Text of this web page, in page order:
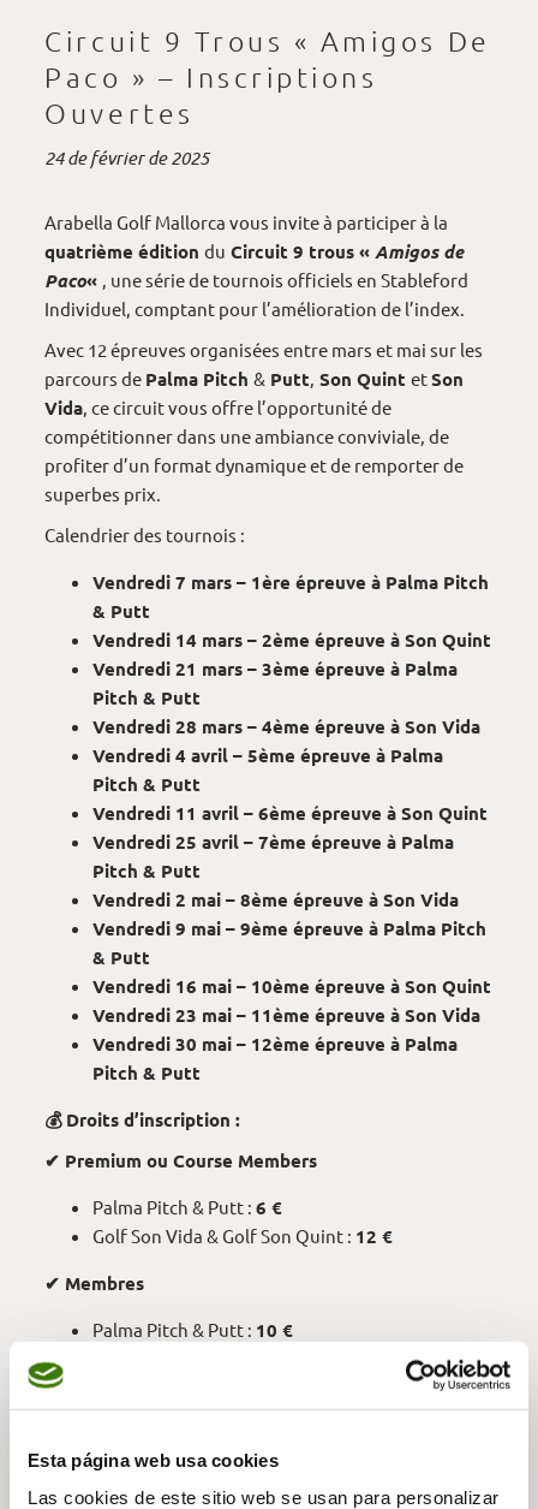
Esta página web usa cookies
Las cookies de este sitio web se usan para personalizar
Circuit 9 Trous « Amigos De
Paco » – Inscriptions
Ouvertes
24 de février de 2025
Arabella Golf Mallorca vous invite à participer à la
quatrième éditiondu Circuit 9 trous « Amigos de
Paco«
, une série de tournois officiels en Stableford
Individuel, comptant pour l’amélioration de l’index.
Avec 12 épreuves organisées entre mars et mai sur les
parcours de Palma Pitch& Putt Son QuintetSon
Vida , ce circuit vous offre l’opportunité de
compétitionner dans une ambiance conviviale, de
profiter d’un format dynamique et de remporter de
superbes prix.
Calendrier des tournois :
Vendredi 7 mars – 1ère épreuve à Palma Pitch
& Putt
Vendredi 14 mars – 2ème épreuve à Son Quint
Vendredi 21 mars – 3ème épreuve à Palma
Pitch & Putt
Vendredi 28 mars – 4ème épreuve à Son Vida
Vendredi 4 avril – 5ème épreuve à Palma
Pitch & Putt
Vendredi 11 avril – 6ème épreuve à Son Quint
Vendredi 25 avril – 7ème épreuve à Palma
Pitch & Putt
Vendredi 2 mai – 8ème épreuve à Son Vida
Vendredi 9 mai – 9ème épreuve à Palma Pitch
& Putt
Vendredi 16 mai – 10ème épreuve à Son Quint
Vendredi 23 mai – 11ème épreuve à Son Vida
Vendredi 30 mai – 12ème épreuve à Palma
Pitch & Putt
💰Droits d’inscription :
✔ Premium ou Course Members
Palma Pitch & Putt :6 €
Golf Son Vida & Golf Son Quint : 12 €
✔ Membres
Palma Pitch & Putt : 10 €
✔ Visiteurs
Palma Pitch & Putt :18 €